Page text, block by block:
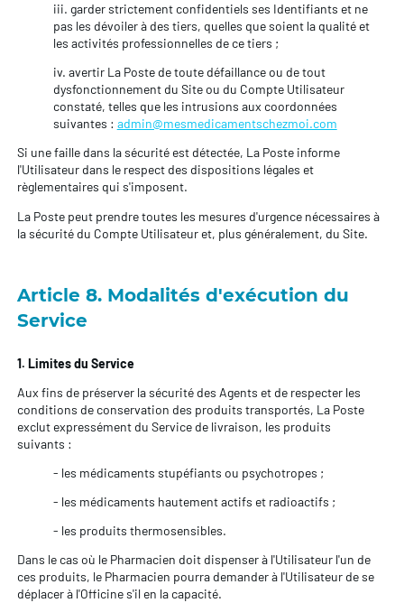
iii. garder strictement confidentiels ses Identifiants et ne
pas les dévoiler à des tiers, quelles que soient la qualité et
les activités professionnelles de ce tiers ;
iv. avertir La Poste de toute défaillance ou de tout
dysfonctionnement du Site ou du Compte Utilisateur
constaté, telles que les intrusions aux coordonnées
suivantes : admin@mesmedicamentschezmoi.com
Si une faille dans la sécurité est détectée, La Poste informe
l'Utilisateur dans le respect des dispositions légales et
règlementaires qui s'imposent.
La Poste peut prendre toutes les mesures d'urgence nécessaires à
la sécurité du Compte Utilisateur et, plus généralement, du Site.
Article 8. Modalités d'exécution du
Service
1. Limites du Service
Aux fins de préserver la sécurité des Agents et de respecter les
conditions de conservation des produits transportés, La Poste
exclut expressément du Service de livraison, les produits
suivants :
- les médicaments stupéfiants ou psychotropes ;
- les médicaments hautement actifs et radioactifs ;
- les produits thermosensibles.
Dans le cas où le Pharmacien doit dispenser à l'Utilisateur l'un de
ces produits, le Pharmacien pourra demander à l'Utilisateur de se
déplacer à l'Officine s'il en la capacité.